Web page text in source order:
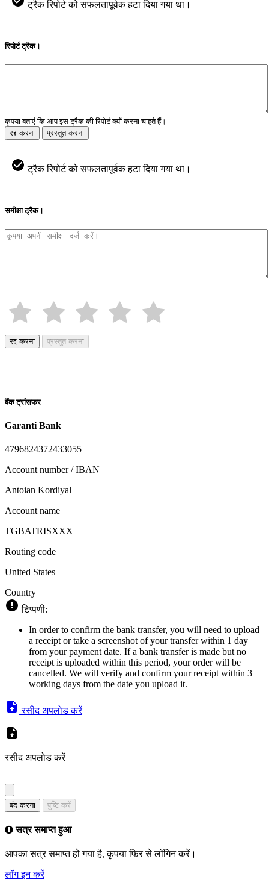
ट्रैक रिपोर्ट को सफलतापूर्वक हटा दिया गया था।
रिपोर्ट ट्रैक।
कृपया बताएं कि आप इस ट्रैक की रिपोर्ट क्यों करना चाहते हैं।
रद्द करना
प्रस्तुत करना
ट्रैक रिपोर्ट को सफलतापूर्वक हटा दिया गया था।
समीक्षा ट्रैक।
रद्द करना प्रस्तुत करना
बैंक ट्रांसफर
Garanti Bank
4796824372433055
Account number / IBAN
Antoian Kordiyal
Account name
TGBATRISXXX
Routing code
United States
Country
टिप्पणी:
In order to confirm the bank transfer, you will need to upload
a receipt or take a screenshot of your transfer within 1 day
from your payment date. If a bank transfer is made but no
receipt is uploaded within this period, your order will be
cancelled. We will verify and confirm your receipt within 3
working days from the date you upload it.
रसीद अपलोड करें
रसीद अपलोड करें
बंद करना पुष्टि करें
सत्र समाप्त हुआ
आपका सत्र समाप्त हो गया है, कृपया फिर से लॉगिन करें।
लॉग इन करें